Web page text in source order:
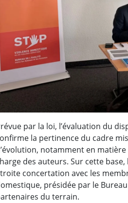
par la loi, l’évaluation du
la pertinence du cadre
notamment en
des auteurs. Sur cette
concertation avec les
présidée par le
du terrain.